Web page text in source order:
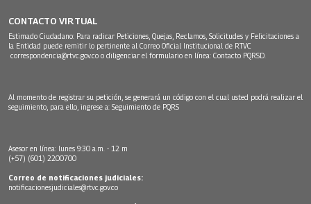
CONTACTO VIRTUAL
Estimado Ciudadano: Para radicar Peticiones, Quejas, Reclamos, Solicitudes y Felicitaciones a
la Entidad puede remitir lo pertinente al Correo Oficial Institucional de RTVC
correspondencia@rtvc.gov.co o diligenciar el formulario en línea: Contacto PQRSD.
Al momento de registrar su petición, se generará un código con el cual usted podrá realizar el
seguimiento, para ello, ingrese a: Seguimiento de PQRS
Asesor en línea: lunes 9:30 a.m. - 12 m
(+57) (601) 2200700
Correo de notificaciones judiciales:
notificacionesjudiciales@rtvc.gov.co